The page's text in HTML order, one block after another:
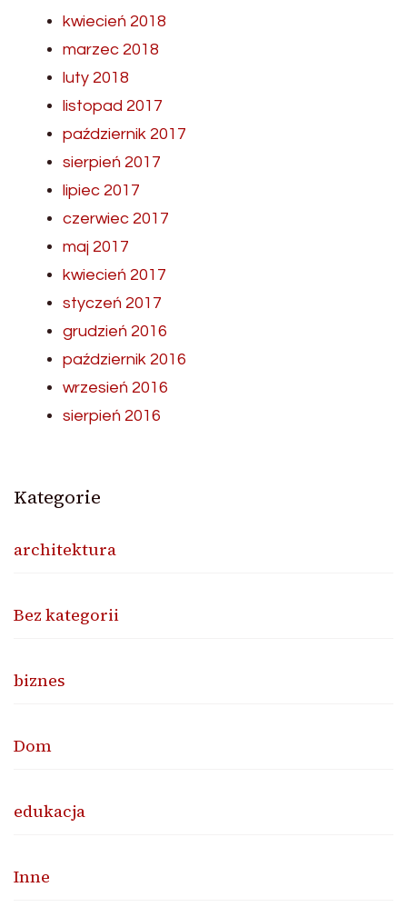
kwiecień 2018
marzec 2018
luty 2018
listopad 2017
październik 2017
sierpień 2017
lipiec 2017
czerwiec 2017
maj 2017
kwiecień 2017
styczeń 2017
grudzień 2016
październik 2016
wrzesień 2016
sierpień 2016
Kategorie
architektura
Bez kategorii
biznes
Dom
edukacja
Inne